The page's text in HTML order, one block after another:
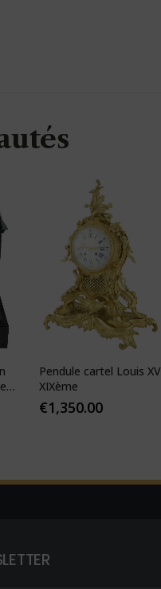
Pendule cartel Louis XV
XIXème
€1,350.00